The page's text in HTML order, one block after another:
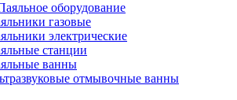
оборудование
газовые
электрические
станции
ванны
отмывочные ванны